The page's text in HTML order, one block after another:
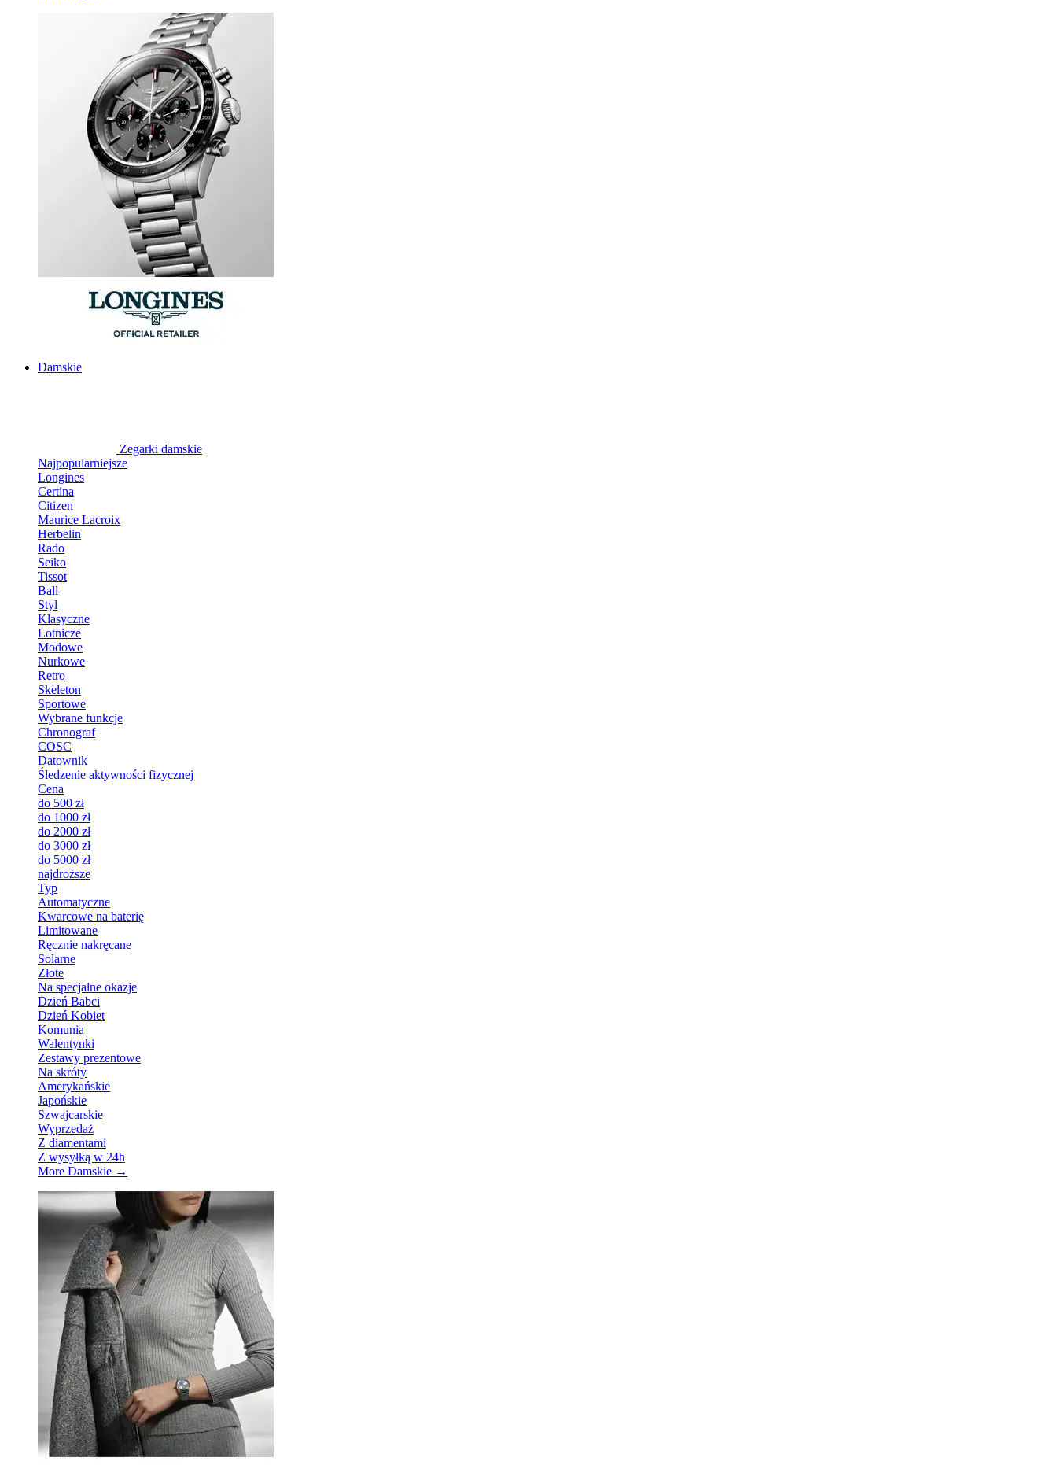
Damskie
Zegarki damskie
Najpopularniejsze
Longines
Certina
Citizen
Maurice Lacroix
Herbelin
Rado
Seiko
Tissot
Ball
Styl
Klasyczne
Lotnicze
Modowe
Nurkowe
Retro
Skeleton
Sportowe
Wybrane funkcje
Chronograf
COSC
Datownik
Śledzenie aktywności fizycznej
Cena
do 500 zł
do 1000 zł
do 2000 zł
do 3000 zł
do 5000 zł
najdroższe
Typ
Automatyczne
Kwarcowe na baterię
Limitowane
Ręcznie nakręcane
Solarne
Złote
Na specjalne okazje
Dzień Babci
Dzień Kobiet
Komunia
Walentynki
Zestawy prezentowe
Na skróty
Amerykańskie
Japońskie
Szwajcarskie
Wyprzedaż
Z diamentami
Z wysyłką w 24h
More Damskie →